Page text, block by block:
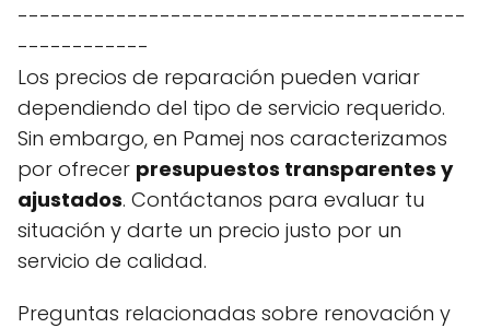
-----------------------------------------
------------
Los precios de reparación pueden variar
dependiendo del tipo de servicio requerido.
Sin embargo, en Pamej nos caracterizamos
por ofrecer presupuestos transparentes y
ajustados. Contáctanos para evaluar tu
situación y darte un precio justo por un
servicio de calidad.
Preguntas relacionadas sobre renovación y